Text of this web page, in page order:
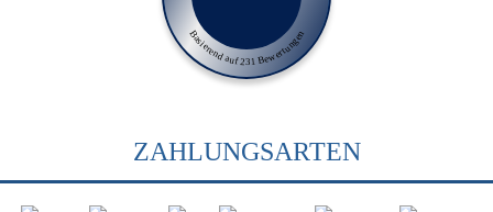
Basierend auf 231 Bewertungen
ZAHLUNGSARTEN